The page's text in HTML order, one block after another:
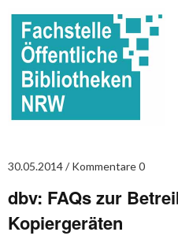
30.05.2014 Kommentare 0
dbv: FAQs zur
Kopiergeräten